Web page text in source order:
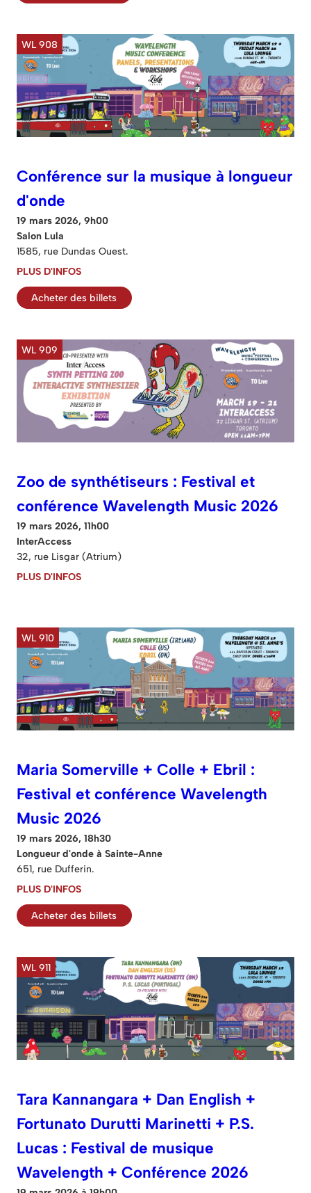
WL 908
Conférence sur la musique à longueur
d'onde
19 mars 2026, 9h00
Salon Lula
1585, rue Dundas Ouest.
PLUS D'INFOS
Acheter des billets
WL 909
Zoo de synthétiseurs : Festival et
conférence Wavelength Music 2026
19 mars 2026, 11h00
InterAccess
32, rue Lisgar (Atrium)
PLUS D'INFOS
WL 910
Maria Somerville + Colle + Ebril :
Festival et conférence Wavelength
Music 2026
19 mars 2026, 18h30
Longueur d'onde à Sainte-Anne
651, rue Dufferin.
PLUS D'INFOS
Acheter des billets
WL 911
Tara Kannangara + Dan English +
Fortunato Durutti Marinetti + P.S.
Lucas : Festival de musique
Wavelength + Conférence 2026